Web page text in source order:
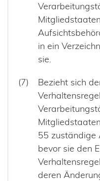
in ein
sie.
Bezieht sich
55
bevor sie den
deren